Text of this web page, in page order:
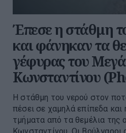
Έπεσε η στάθμη
και φάνηκαν τα
γέφυρας του
Κωνσταντίνου
Η στάθμη του νερού στον
πέσει σε χαμηλά επίπεδα και
τμήματα από τα θεμέλια της